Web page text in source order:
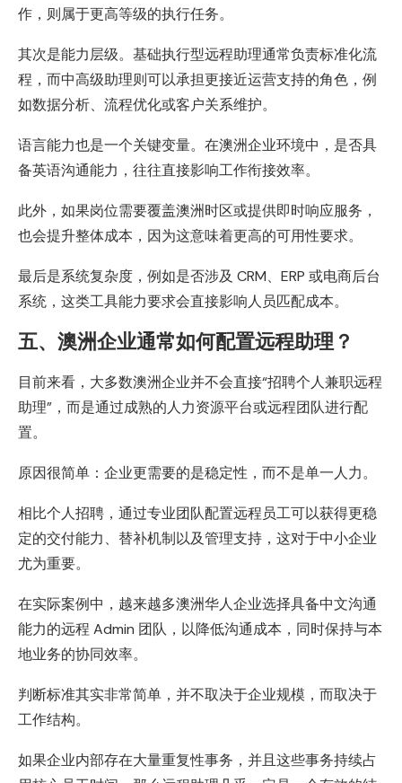
作，则属于更高等级的执行任务。
其次是能力层级。基础执行型远程助理通常负责标准化流
程，而中高级助理则可以承担更接近运营支持的角色，例
如数据分析、流程优化或客户关系维护。
语言能力也是一个关键变量。在澳洲企业环境中，是否具
备英语沟通能力，往往直接影响工作衔接效率。
此外，如果岗位需要覆盖澳洲时区或提供即时响应服务，
也会提升整体成本，因为这意味着更高的可用性要求。
最后是系统复杂度，例如是否涉及 CRM、ERP 或电商后台
系统，这类工具能力要求会直接影响人员匹配成本。
五、澳洲企业通常如何配置远程助理？
目前来看，大多数澳洲企业并不会直接“招聘个人兼职远程
助理”，而是通过成熟的人力资源平台或远程团队进行配
置。
原因很简单：企业更需要的是稳定性，而不是单一人力。
相比个人招聘，通过专业团队配置远程员工可以获得更稳
定的交付能力、替补机制以及管理支持，这对于中小企业
尤为重要。
在实际案例中，越来越多澳洲华人企业选择具备中文沟通
能力的远程 Admin 团队，以降低沟通成本，同时保持与本
地业务的协同效率。
判断标准其实非常简单，并不取决于企业规模，而取决于
工作结构。
如果企业内部存在大量重复性事务，并且这些事务持续占